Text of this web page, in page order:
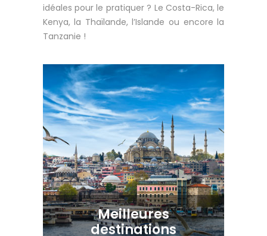
idéales pour le pratiquer ? Le Costa-Rica, le
Kenya, la Thaïlande, l’Islande ou encore la
Tanzanie !
Meilleures
destinations